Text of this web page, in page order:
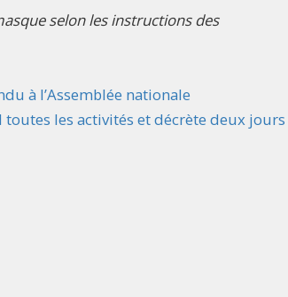
selon les instructions des
à l’Assemblée nationale
les activités et décrète deux jours